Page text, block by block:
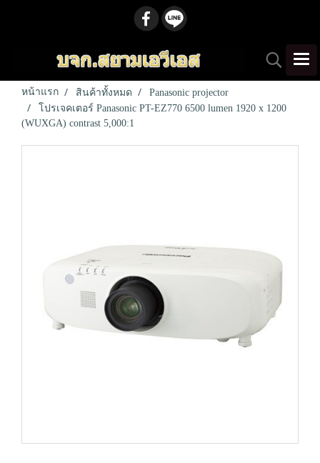
หน้าแรก สินค้าทั้งหมด
Panasonic projector
โปรเจคเตอร์ Panasonic PT-EZ770 6500 lumen 1920 x 1200
(WUXGA) contrast 5,000:1